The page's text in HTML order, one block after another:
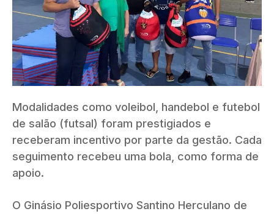
Modalidades como voleibol, handebol e futebol
de salão (futsal) foram prestigiados e
receberam incentivo por parte da gestão. Cada
seguimento recebeu uma bola, como forma de
apoio.
O Ginásio Poliesportivo Santino Herculano de